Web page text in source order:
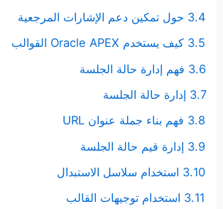
3.4 حول تمكين دعم الإشارات المرجعية
3.5 كيف يستخدم Oracle APEX القوالب
3.6 فهم إدارة حالة الجلسة
3.7 إدارة حالة الجلسة
3.8 فهم بناء جملة عنوان URL
3.9 إدارة قيم حالة الجلسة
3.10 استخدام سلاسل الاستبدال
3.11 استخدام توجيهات القالب